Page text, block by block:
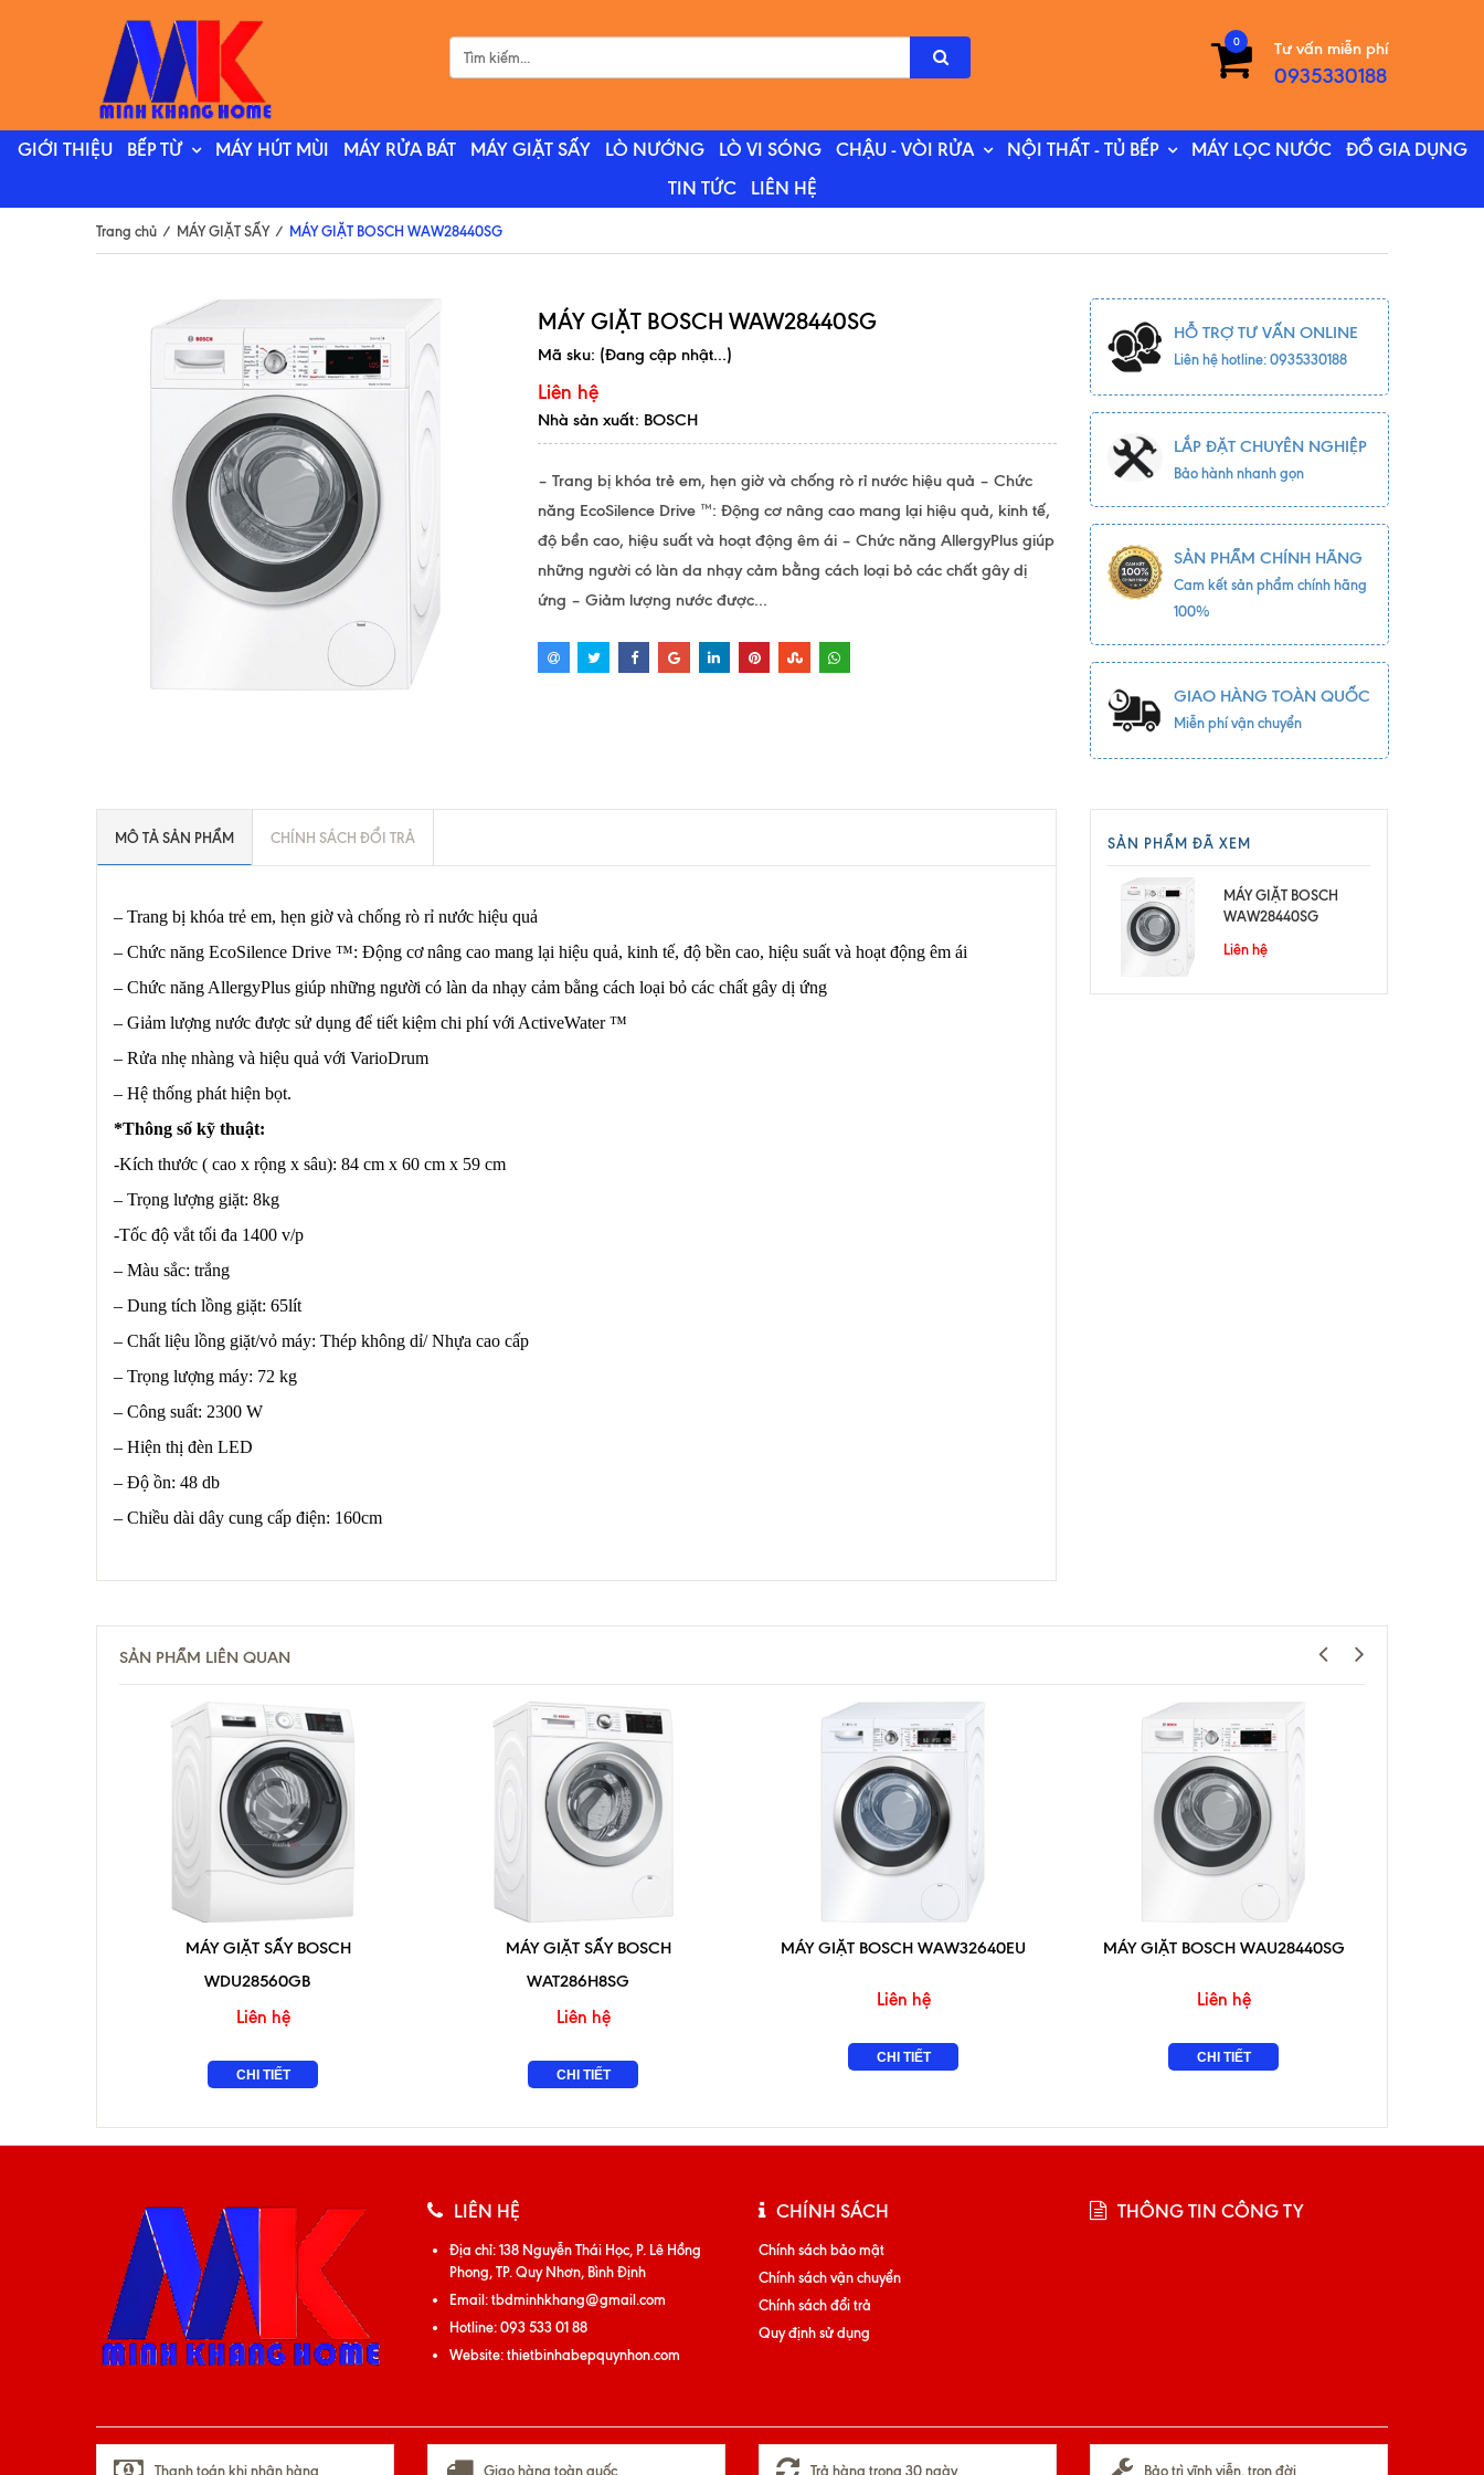
Tư vấn miễn phí
0935330188
0
GIỚI THIỆU BẾP TỪ MÁY HÚT MÙI MÁY RỬA BÁT MÁY GIẶT SẤY LÒ NƯỚNG LÒ VI SÓNG CHẬU - VÒI RỬA NỘI THẤT - TỦ BẾP MÁY LỌC NƯỚC
ĐỒ GIA DỤNG
TIN TỨC
LIÊN HỆ
Trang chủ / MÁY GIẶT SẤY / MÁY GIẶT BOSCH WAW28440SG
MÁY GIẶT BOSCH WAW28440SG
Mã sku: (Đang cập nhật...)
Liên hệ
Nhà sản xuất: BOSCH
– Trang bị khóa trẻ em, hẹn giờ và chống rò rỉ nước hiệu quả – Chức
năng EcoSilence Drive ™: Động cơ nâng cao mang lại hiệu quả, kinh tế,
độ bền cao, hiệu suất và hoạt động êm ái – Chức năng AllergyPlus giúp
những người có làn da nhạy cảm bằng cách loại bỏ các chất gây dị
ứng – Giảm lượng nước được...
HỖ TRỢ TƯ VẤN ONLINE
Liên hệ hotline: 0935330188
LẮP ĐẶT CHUYÊN NGHIỆP
Bảo hành nhanh gọn
SẢN PHẨM CHÍNH HÃNG
Cam kết sản phẩm chính hãng
100%
GIAO HÀNG TOÀN QUỐC
Miễn phí vận chuyển
MÔ TẢ SẢN PHẨM CHÍNH SÁCH ĐỔI TRẢ
– Trang bị khóa trẻ em, hẹn giờ và chống rò rỉ nước hiệu quả
– Chức năng EcoSilence Drive ™: Động cơ nâng cao mang lại hiệu quả, kinh tế, độ bền cao, hiệu suất và hoạt động êm ái
– Chức năng AllergyPlus giúp những người có làn da nhạy cảm bằng cách loại bỏ các chất gây dị ứng
– Giảm lượng nước được sử dụng để tiết kiệm chi phí với ActiveWater ™
– Rửa nhẹ nhàng và hiệu quả với VarioDrum
– Hệ thống phát hiện bọt.
*Thông số kỹ thuật:
-Kích thước ( cao x rộng x sâu): 84 cm x 60 cm x 59 cm
– Trọng lượng giặt: 8kg
-Tốc độ vắt tối đa 1400 v/p
– Màu sắc: trắng
– Dung tích lồng giặt: 65lít
– Chất liệu lồng giặt/vỏ máy: Thép không dỉ/ Nhựa cao cấp
– Trọng lượng máy: 72 kg
– Công suất: 2300 W
– Hiện thị đèn LED
– Độ ồn: 48 db
– Chiều dài dây cung cấp điện: 160cm
SẢN PHẨM ĐÃ XEM
MÁY GIẶT BOSCH
WAW28440SG
Liên hệ
SẢN PHẨM LIÊN QUAN
MÁY GIẶT SẤY BOSCH
WDU28560GB
Liên hệ
CHI TIẾT
MÁY GIẶT SẤY BOSCH
WAT286H8SG
Liên hệ
CHI TIẾT
MÁY GIẶT BOSCH WAW32640EU
Liên hệ
CHI TIẾT
MÁY GIẶT BOSCH WAU28440SG
Liên hệ
CHI TIẾT
LIÊN HỆ
Địa chỉ:138 Nguyễn Thái Học, P. Lê Hồng
Phong, TP. Quy Nhơn, Bình Định
Email:tbdminhkhang@gmail.com
Hotline:093 533 01 88
Website:thietbinhabepquynhon.com
CHÍNH SÁCH
Chính sách bảo mật
Chính sách vận chuyển
Chính sách đổi trả
Quy định sử dụng
THÔNG TIN CÔNG TY
Thanh toán khi nhận hàng Giao hàng toàn quốc Trả hàng trong 30 ngày Bảo trì vĩnh viễn, trọn đời